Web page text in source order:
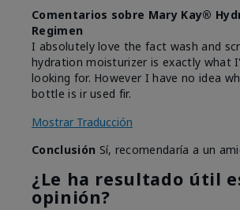
Comentarios sobre Mary Kay®
Regimen
I absolutely love the fact wash and
hydration moisturizer is exactly what
looking for. However I have no idea
bottle is ir used fir.
Mostrar Traducción
Conclusión Sí, recomendaría a un
¿Le ha resultado útil
opinión?